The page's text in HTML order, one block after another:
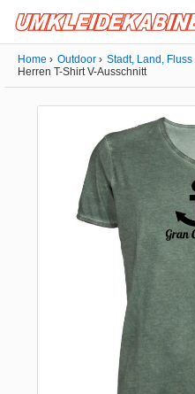
Home Outdoor Stadt, Land, Fluss
Herren T-Shirt V-Ausschnitt